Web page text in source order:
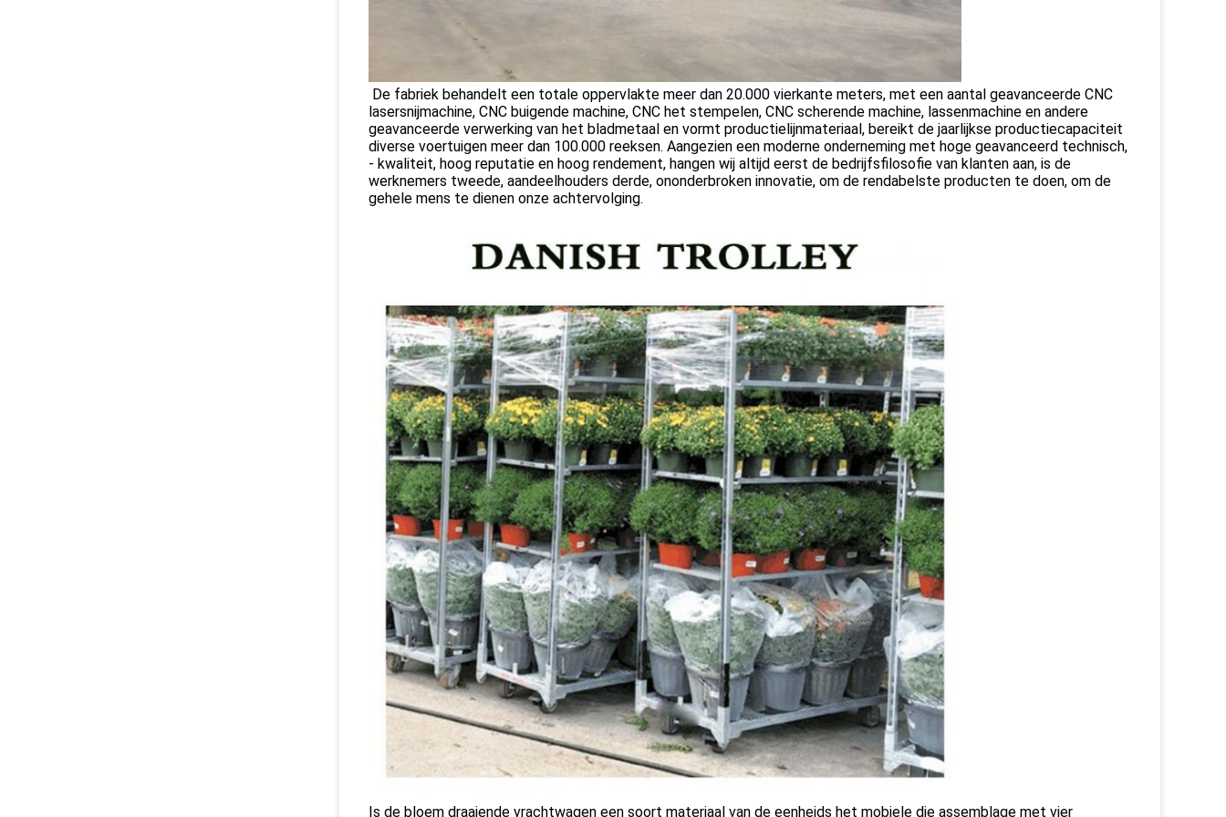
De fabriek behandelt een totale oppervlakte meer dan 20.000 vierkante meters, met een aantal geavanceerde CNC
lasersnijmachine, CNC buigende machine, CNC het stempelen, CNC scherende machine, lassenmachine en andere
geavanceerde verwerking van het bladmetaal en vormt productielijnmateriaal, bereikt de jaarlijkse productiecapaciteit
diverse voertuigen meer dan 100.000 reeksen. Aangezien een moderne onderneming met hoge geavanceerd technisch,
- kwaliteit, hoog reputatie en hoog rendement, hangen wij altijd eerst de bedrijfsfilosofie van klanten aan, is de
werknemers tweede, aandeelhouders derde, ononderbroken innovatie, om de rendabelste producten te doen, om de
gehele mens te dienen onze achtervolging.
Is de bloem draaiende vrachtwagen een soort materiaal van de eenheids het mobiele die assemblage met vier